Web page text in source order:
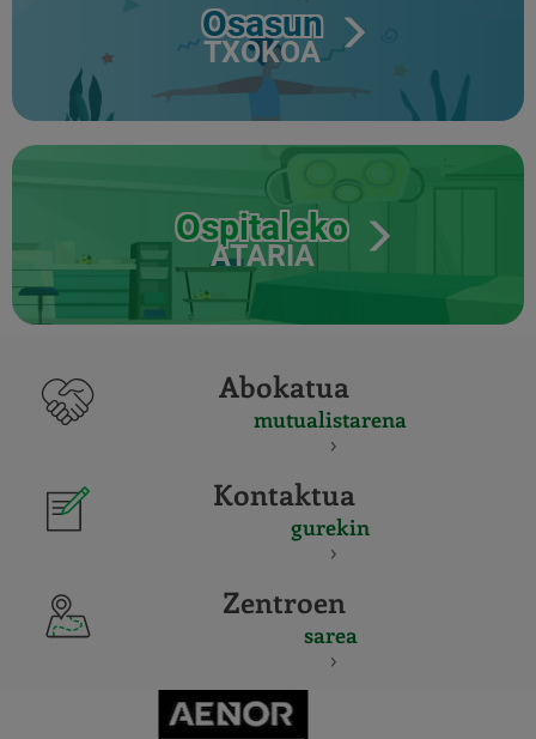
Osasun
TXOKOA
Ospitaleko
ATARIA
Abokatua
mutualistarena
Kontaktua
gurekin
Zentroen
sarea